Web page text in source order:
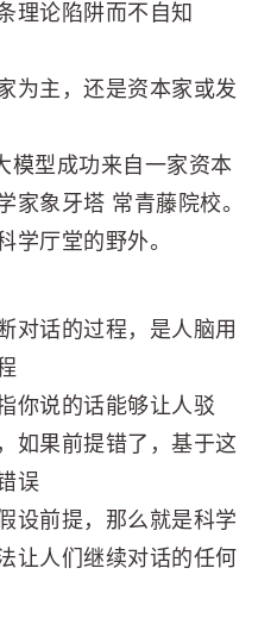
理论陷阱而不自知
为主，还是资本家或发
模型成功来自一家资本
家象牙塔 常青藤院校。
学厅堂的野外。
对话的过程，是人脑用
你说的话能够让人驳
如果前提错了，基于这
误
设前提，那么就是科学
让人们继续对话的任何